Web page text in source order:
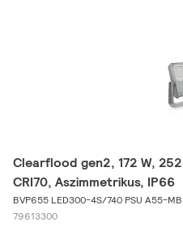
Clearflood gen2, 172 W,
CRI70, Aszimmetrikus, IP66
BVP655 LED300-4S/740 PSU A55-
79613300